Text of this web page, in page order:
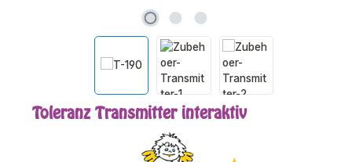
Toleranz Transmitter interaktiv